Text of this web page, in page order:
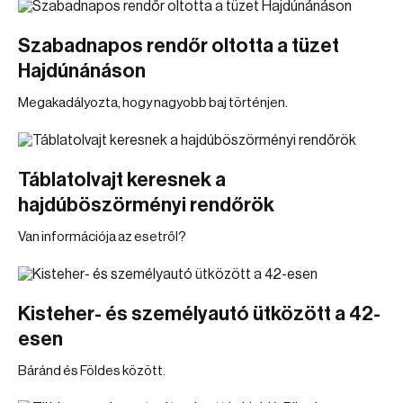
Szabadnapos rendőr oltotta a tüzet
Hajdúnánáson
Megakadályozta, hogy nagyobb baj történjen.
Táblatolvajt keresnek a
hajdúböszörményi rendőrök
Van információja az esetről?
Kisteher- és személyautó ütközött a 42-
esen
Báránd és Földes között.